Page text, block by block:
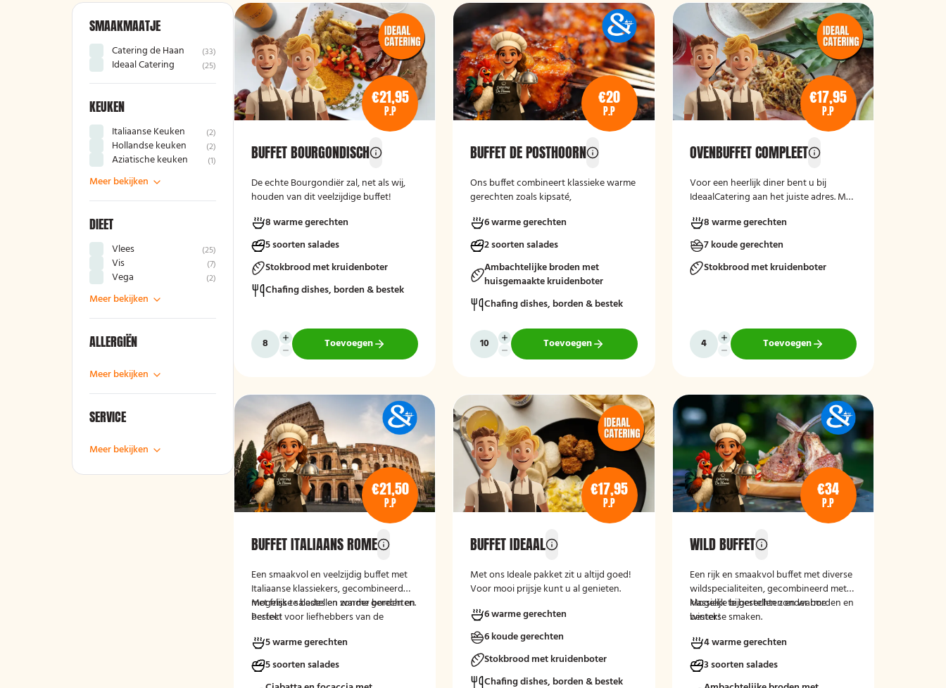
SMAAKMAATJE
Catering de Haan (33)
Ideaal Catering (25)
KEUKEN
Italiaanse Keuken (2)
Hollandse keuken (2)
Aziatische keuken (1)
Meer bekijken
DIEET
Vlees (25)
Vis (7)
Vega (2)
Meer bekijken
ALLERGIËN
Meer bekijken
SERVICE
Meer bekijken
€21,95
P.P
BUFFET BOURGONDISCH
De echte Bourgondiër zal, net als wij,
houden van dit veelzijdige buffet!
8 warme gerechten
5 soorten salades
Stokbrood met kruidenboter
Chafing dishes, borden & bestek
Toevoegen
€20
P.P
BUFFET DE POSTHOORN
Ons buffet combineert klassieke warme
gerechten zoals kipsaté,
kipschnitzels met bijgerechten als
gebakken aardappelen, rijst en
seizoensgroenten. Afgerond met frisse
rauwkost, gemengde salades en vers
brood met kruidenboter voor een
compleet en smaakvol geheel.
bestek!
6 warme gerechten
2 soorten salades
Ambachtelijke broden met
huisgemaakte kruidenboter
Chafing dishes, borden & bestek
Toevoegen
€17,95
P.P
OVENBUFFET COMPLEET
Voor een heerlijk diner bent u bij
IdeaalCatering aan het juiste adres. Met
zorgen een lekkere en gevarieerde
maaltijd op tafel. Voor een intiem diner
van 5 tot twaalf personen is een
ovenbuffet Ideaal!
8 warme gerechten
7 koude gerechten
Stokbrood met kruidenboter
Toevoegen
€21,50
P.P
BUFFET ITALIAANS ROME
Een smaakvol en veelzijdig buffet met
Italiaanse klassiekers, gecombineerd
met frisse salades en warme gerechten.
Perfect voor liefhebbers van de
Mogelijk te bestellen zonder borden en
bestek!
5 warme gerechten
5 soorten salades
€17,95
P.P
BUFFET IDEAAL
Met ons Ideale pakket zit u altijd goed!
Voor mooi prijsje kunt u al genieten.
6 warme gerechten
6 koude gerechten
Stokbrood met kruidenboter
Chafing dishes, borden & bestek
€34
P.P
WILD BUFFET
Een rijk en smaakvol buffet met diverse
wildspecialiteiten, gecombineerd met
klassieke bijgerechten en warme
winterse smaken.
Mogelijk te bestellen zonder borden en
bestek!
4 warme gerechten
3 soorten salades